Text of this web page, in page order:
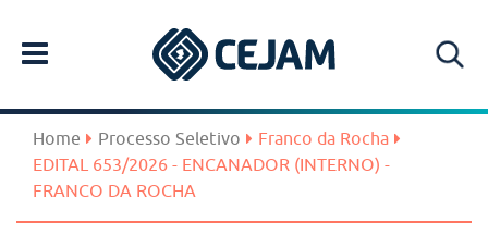
Home Processo Seletivo
Franco da Rocha
EDITAL 653/2026 - ENCANADOR (INTERNO) -
FRANCO DA ROCHA